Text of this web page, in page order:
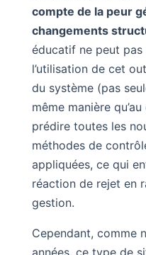
compte de la peur
changements
éducatif ne peut pas
l’utilisation de cet
du système (pas
même manière
prédire toutes les
méthodes de
appliquées, ce qui
réaction de rejet en
gestion.
Cependant, comme
années, ce type de